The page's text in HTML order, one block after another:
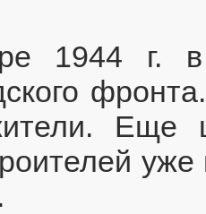
1944 г. в
Еще
уже